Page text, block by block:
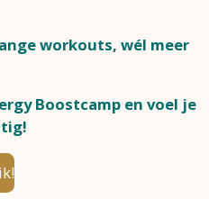
workouts, wél meer
Boostcamp en voel je